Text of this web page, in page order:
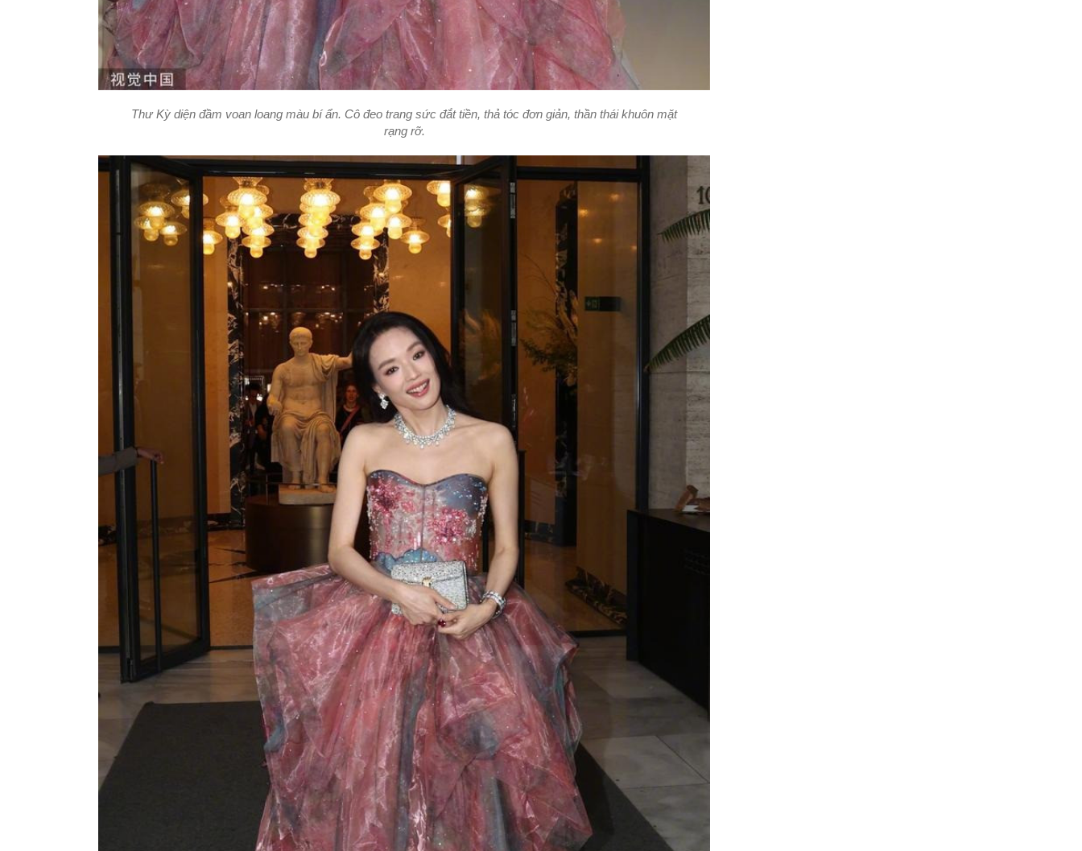
Thư Kỳ diện đầm voan loang màu bí ẩn. Cô đeo trang sức đắt tiền, thả tóc đơn giản, thần thái khuôn mặt
rạng rỡ.